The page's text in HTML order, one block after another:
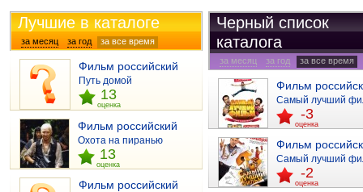
Лучшие в каталоге
за месяц за год
за все время
отзывы
Фильм российский
Путь домой
13
оценка
Фильм российский
Охота на пиранью
13
оценка
Фильм российский
Черный список
каталога
за месяц за год
за все время
отзывы
Фильм
Самый лучший
-3
оценка
Фильм
Самый лучший
-2
оценка